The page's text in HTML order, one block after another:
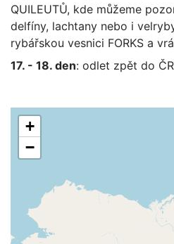
QUILEUTŮ, kde můžeme
delfíny, lachtany nebo i
rybářskou vesnici FORKS a
17. - 18. den: odlet zpět do
+
−